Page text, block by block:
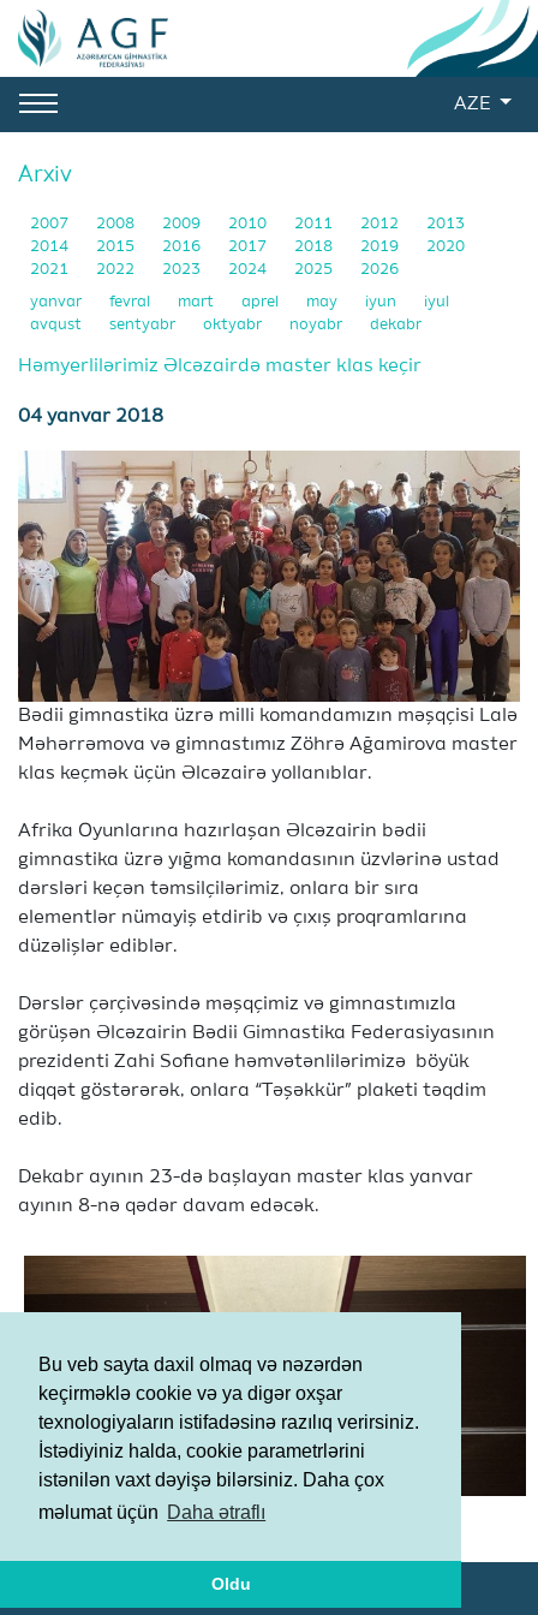
Bu veb sayta daxil olmaq və nəzərdən
keçirməklə cookie və ya digər oxşar
texnologiyaların istifadəsinə razılıq verirsiniz.
İstədiyiniz halda, cookie parametrlərini
istənilən vaxt dəyişə bilərsiniz. Daha çox
məlumat üçün Daha ətraflı
Oldu
AZE
Arxiv
2007 2008 2009 2010 2011 2012
2013
2014
2015 2016 2017 2018 2019
2020
2021
2022 2023 2024 2025 2026
yanvar fevral mart aprel may iyun
iyul
avqust
sentyabr oktyabr noyabr dekabr
Həmyerlilərimiz Əlcəzairdə master klas keçir
04 yanvar 2018
Bədii gimnastika üzrə milli komandamızın məşqçisi Lalə
Məhərrəmova və gimnastımız Zöhrə Ağamirova master
klas keçmək üçün Əlcəzairə yollanıblar.
Afrika Oyunlarına hazırlaşan Əlcəzairin bədii
gimnastika üzrə yığma komandasının üzvlərinə ustad
dərsləri keçən təmsilçilərimiz, onlara bir sıra
elementlər nümayiş etdirib və çıxış proqramlarına
düzəlişlər ediblər.
Dərslər çərçivəsində məşqçimiz və gimnastımızla
görüşən Əlcəzairin Bədii Gimnastika Federasiyasının
prezidenti Zahi Sofiane həmvətənlilərimizə böyük
diqqət göstərərək, onlara “Təşəkkür” plaketi təqdim
edib.
Dekabr ayının 23-də başlayan master klas yanvar
ayının 8-nə qədər davam edəcək.